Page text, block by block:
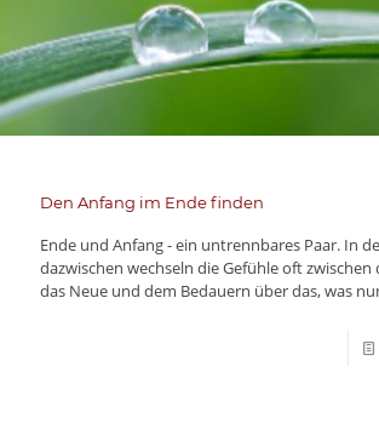
Den Anfang im Ende finden
Ende und Anfang - ein untrennbares Paar. In
dazwischen wechseln die Gefühle oft
das Neue und dem Bedauern über das, was